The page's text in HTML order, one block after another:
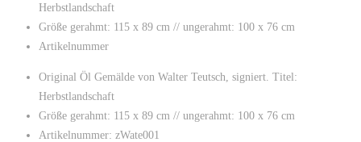
Herbstlandschaft
Größe gerahmt: 115 x 89 cm // ungerahmt: 100 x 76 cm
Artikelnummer
Original Öl Gemälde von Walter Teutsch, signiert. Titel:
Herbstlandschaft
Größe gerahmt: 115 x 89 cm // ungerahmt: 100 x 76 cm
Artikelnummer: zWate001